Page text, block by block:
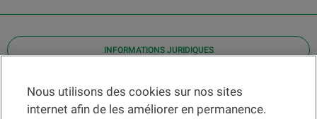
INFORMATIONS JURIDIQUES
Contact
Localiser une agence
Nous utilisons des cookies sur nos sites
internet afin de les améliorer en permanence.